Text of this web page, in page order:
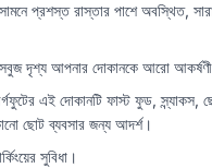
সামনে প্রশস্ত রাস্তার পাশে অবস্থিত,
সবুজ দৃশ্য আপনার দোকানকে আরো
এই দোকানটি ফাস্ট ফুড, স্ন্যাকস,
ছোট ব্যবসার জন্য আদর্শ।
সুবিধা।